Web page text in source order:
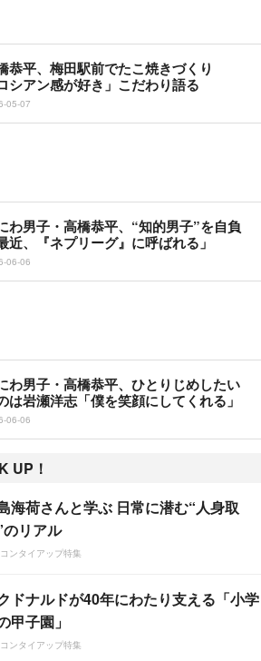
恭平、梅田駅前でたこ焼きづくり
シアン感が好き」こだわり語る
05-07
わ男子・高橋恭平、“知的男子”を自負
近、『ネプリーグ』に呼ばれる」
06-06
わ男子・高橋恭平、ひとりじめしたい
は岩瀬洋志「僕を笑顔にしてくれる」
06-06
UP！
海荷さんと学ぶ 日常に潜む“人身取
のリアル
ンタイアップ特集
ドナルドが40年にわたり支える「小学
甲子園」
ンタイアップ特集